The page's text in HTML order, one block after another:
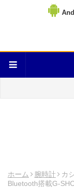
ホーム 腕時計
カ
Bluetooth搭載G-